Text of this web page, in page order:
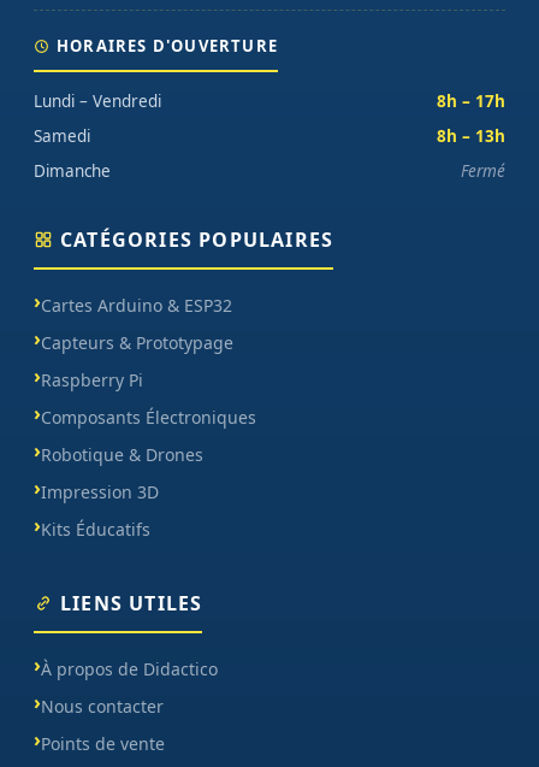
HORAIRES D'OUVERTURE
Lundi – Vendredi
8h – 17h
Samedi
8h – 13h
Dimanche
Fermé
CATÉGORIES POPULAIRES
Cartes Arduino & ESP32
Capteurs & Prototypage
Raspberry Pi
Composants Électroniques
Robotique & Drones
Impression 3D
Kits Éducatifs
LIENS UTILES
À propos de Didactico
Nous contacter
Points de vente